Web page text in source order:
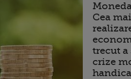
Cea
trecut
crize